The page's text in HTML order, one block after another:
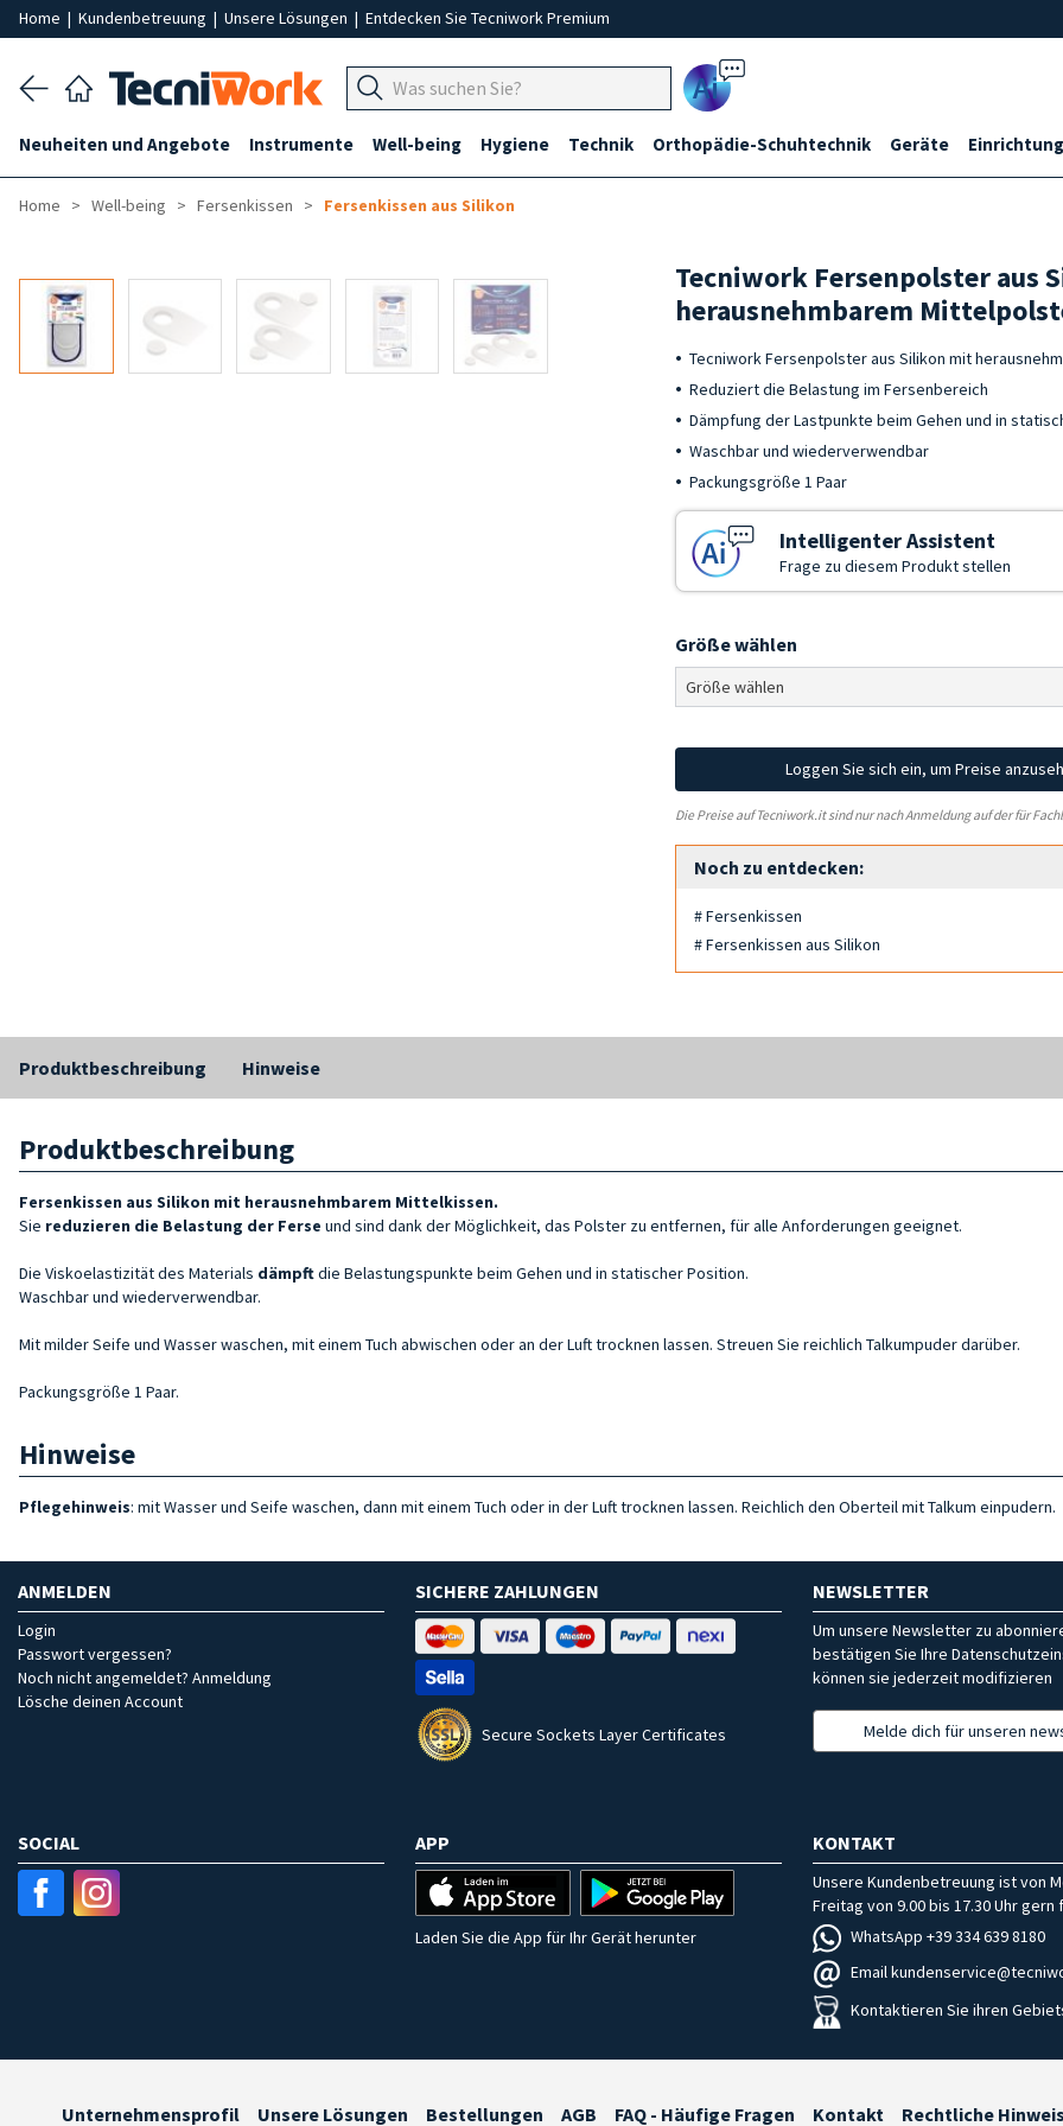
Home | Kundenbetreuung | Unsere Lösungen | Entdecken Sie Tecniwork Premium
Ai
Neuheiten und Angebote Instrumente Well-being Hygiene Technik Orthopädie-Schuhtechnik Geräte
Home Well-being Fersenkissen Fersenkissen aus Silikon
Tecniwork Fersenpolster aus
herausnehmbarem
Tecniwork Fersenpolster aus Silikon mit
Reduziert die Belastung im Fersenbereich
Dämpfung der Lastpunkte beim Gehen und in
Waschbar und wiederverwendbar
Packungsgröße 1 Paar
Intelligenter Assistent
Frage zu diesem Produkt stellen
Größe wählen
Loggen Sie sich ein, um Preise
Die Preise auf Tecniwork.it sind nur nach Anmeldung auf der für
Noch zu entdecken:
# Fersenkissen
# Fersenkissen aus Silikon
Produktbeschreibung Hinweise
Produktbeschreibung
Fersenkissen aus Silikon mit herausnehmbarem Mittelkissen.
Sie reduzieren die Belastung der Ferse und sind dank der Möglichkeit, das Polster zu entfernen, für alle Anforderungen geeignet.
Die Viskoelastizität des Materials dämpftdie Belastungspunkte beim Gehen und in statischer Position.
Waschbar und wiederverwendbar.
Mit milder Seife und Wasser waschen, mit einem Tuch abwischen oder an der Luft trocknen lassen. Streuen Sie reichlich Talkumpuder darüber.
Packungsgröße 1 Paar.
Hinweise
Pflegehinweis: mit Wasser und Seife waschen, dann mit einem Tuch oder in der Luft trocknen lassen. Reichlich den Oberteil mit Talkum einpudern.
ANMELDEN
Login
Passwort vergessen?
Noch nicht angemeldet? Anmeldung
Lösche deinen Account
SICHERE ZAHLUNGEN
Secure Sockets Layer Certificates
NEWSLETTER
Um unsere Newsletter zu
bestätigen Sie Ihre
können sie jederzeit modifizieren
Melde dich für unseren
SOCIAL APP
Laden Sie die App für Ihr Gerät herunter
KONTAKT
Unsere Kundenbetreuung ist von
Freitag von 9.00 bis 17.30 Uhr gern
WhatsApp +39 334 639 8180
Email
Kontaktieren Sie ihren
Unternehmensprofil Unsere Lösungen Bestellungen AGB FAQ - Häufige Fragen Kontakt Rechtliche